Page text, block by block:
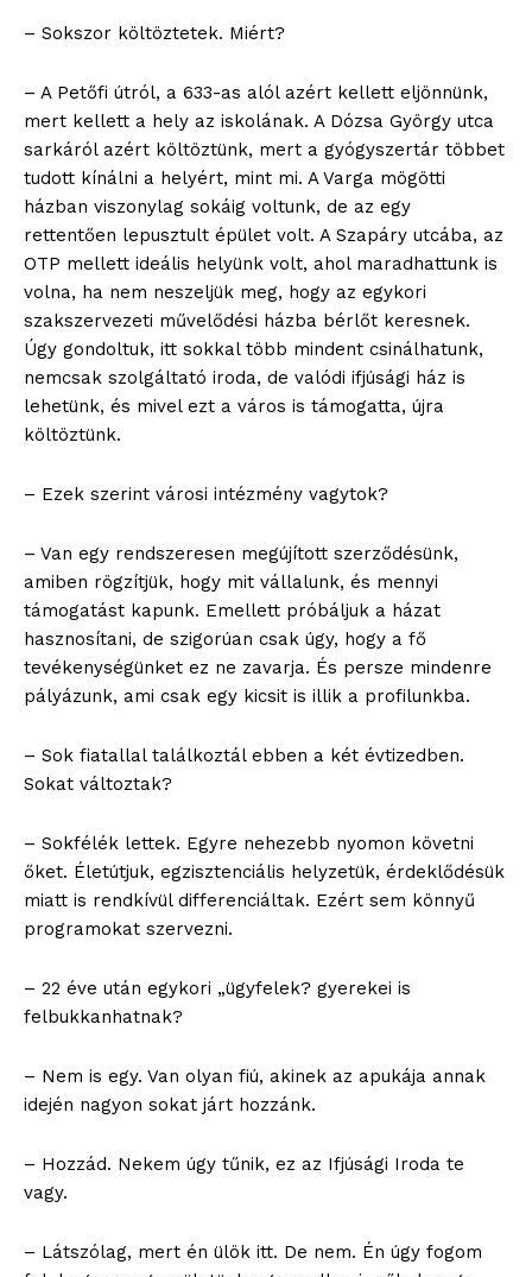
– Sokszor költöztetek. Miért?
– A Petőfi útról, a 633-as alól azért kellett eljönnünk,
mert kellett a hely az iskolának. A Dózsa György utca
sarkáról azért költöztünk, mert a gyógyszertár többet
tudott kínálni a helyért, mint mi. A Varga mögötti
házban viszonylag sokáig voltunk, de az egy
rettentően lepusztult épület volt. A Szapáry utcába, az
OTP mellett ideális helyünk volt, ahol maradhattunk is
volna, ha nem neszeljük meg, hogy az egykori
szakszervezeti művelődési házba bérlőt keresnek.
Úgy gondoltuk, itt sokkal több mindent csinálhatunk,
nemcsak szolgáltató iroda, de valódi ifjúsági ház is
lehetünk, és mivel ezt a város is támogatta, újra
költöztünk.
– Ezek szerint városi intézmény vagytok?
– Van egy rendszeresen megújított szerződésünk,
amiben rögzítjük, hogy mit vállalunk, és mennyi
támogatást kapunk. Emellett próbáljuk a házat
hasznosítani, de szigorúan csak úgy, hogy a fő
tevékenységünket ez ne zavarja. És persze mindenre
pályázunk, ami csak egy kicsit is illik a profilunkba.
– Sok fiatallal találkoztál ebben a két évtizedben.
Sokat változtak?
– Sokfélék lettek. Egyre nehezebb nyomon követni
őket. Életútjuk, egzisztenciális helyzetük, érdeklődésük
miatt is rendkívül differenciáltak. Ezért sem könnyű
programokat szervezni.
– 22 éve után egykori „ügyfelek? gyerekei is
felbukkanhatnak?
– Nem is egy. Van olyan fiú, akinek az apukája annak
idején nagyon sokat járt hozzánk.
– Hozzád. Nekem úgy tűnik, ez az Ifjúsági Iroda te
vagy.
– Látszólag, mert én ülök itt. De nem. Én úgy fogom